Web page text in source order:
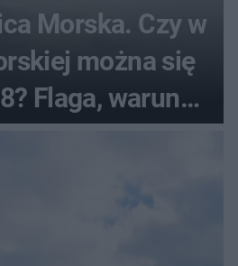
Morska. Czy w
można się
Flaga, warunki